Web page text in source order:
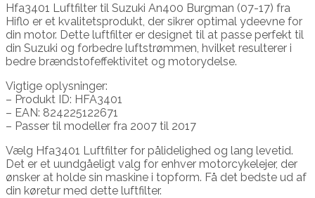
Hfa3401 Luftfilter til Suzuki An400 Burgman (07-17) fra
Hiflo er et kvalitetsprodukt, der sikrer optimal ydeevne for
din motor. Dette luftfilter er designet til at passe perfekt til
din Suzuki og forbedre luftstrømmen, hvilket resulterer i
bedre brændstofeffektivitet og motorydelse.
Vigtige oplysninger:
– Produkt ID: HFA3401
– EAN: 824225122671
– Passer til modeller fra 2007 til 2017
Vælg Hfa3401 Luftfilter for pålidelighed og lang levetid.
Det er et uundgåeligt valg for enhver motorcykelejer, der
ønsker at holde sin maskine i topform. Få det bedste ud af
din køretur med dette luftfilter.